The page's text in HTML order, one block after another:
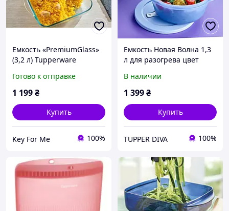
Емкость «PremiumGlass»
(3,2 л) Tupperware
Готово к отправке
1 199₴
Купить
Key For Me 100%
Емкость Новая Волна 1,3
л для разогрева цвет
Тапервер
В наличии
1 399₴
Купить
TUPPER DIVA 100%